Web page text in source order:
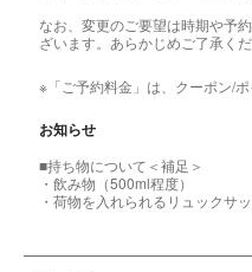
なお、変更のご要望は時期や予
ざいます。あらかじめご了承くだ
※「ご予約料金」は、クーポン/
お知らせ
■持ち物について＜補足＞
・飲み物（500ml程度）
・荷物を入れられるリュックサ